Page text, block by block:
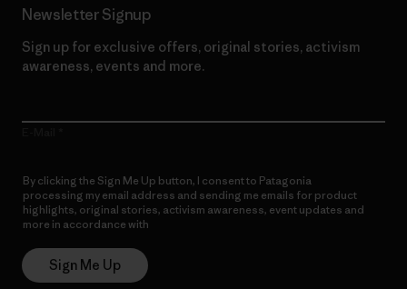
Newsletter Signup
Sign up for exclusive offers, original stories, activism
awareness, events and more.
By clicking the Sign Me Up button, I consent to Patagonia
processing my email address and sending me emails for product
highlights, original stories, activism awareness, event updates and
more in accordance with
Sign Me Up